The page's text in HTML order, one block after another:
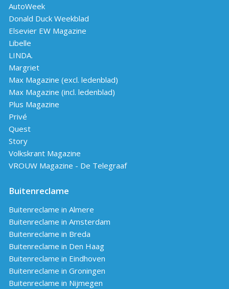
AutoWeek
Donald Duck Weekblad
Elsevier EW Magazine
Libelle
LINDA.
Margriet
Max Magazine (excl. ledenblad)
Max Magazine (incl. ledenblad)
Plus Magazine
Privé
Quest
Story
Volkskrant Magazine
VROUW Magazine - De Telegraaf
Buitenreclame
Buitenreclame in Almere
Buitenreclame in Amsterdam
Buitenreclame in Breda
Buitenreclame in Den Haag
Buitenreclame in Eindhoven
Buitenreclame in Groningen
Buitenreclame in Nijmegen